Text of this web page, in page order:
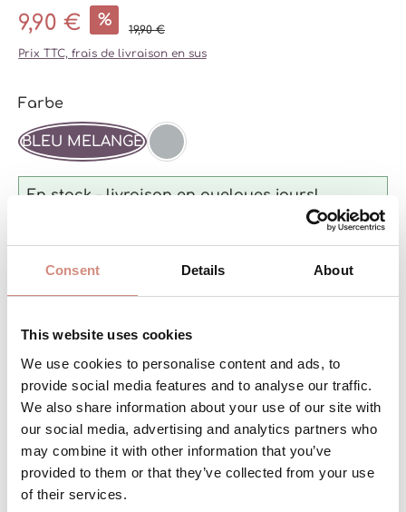
Consent Details About
This website uses cookies
We use cookies to personalise content and ads, to
provide social media features and to analyse our traffic.
We also share information about your use of our site with
our social media, advertising and analytics partners who
may combine it with other information that you’ve
provided to them or that they’ve collected from your use
of their services.
9,90 € %
19,90 €
Prix TTC, frais de livraison en sus
Sélectionnez
Farbe
BLEU MELANGE
GRIS MELANGE
En stock – livraison en quelques jours!
DESCRIPTION
Grâce à la vrille intégrée et à l’absence de
coutures gênantes, ce snood s’ajuste
facilement autour du cou de bébé dès ses